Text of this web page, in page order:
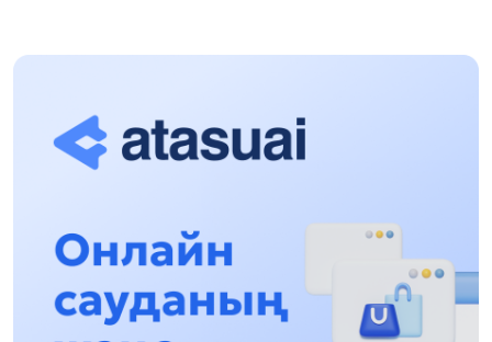
«Заң керуені» жобасы: Абай облысында
17:31, 31 Шілде 2026
13:13, 30 Шілде 2026
Асхат Асылбеков: Күшті билікке күшті